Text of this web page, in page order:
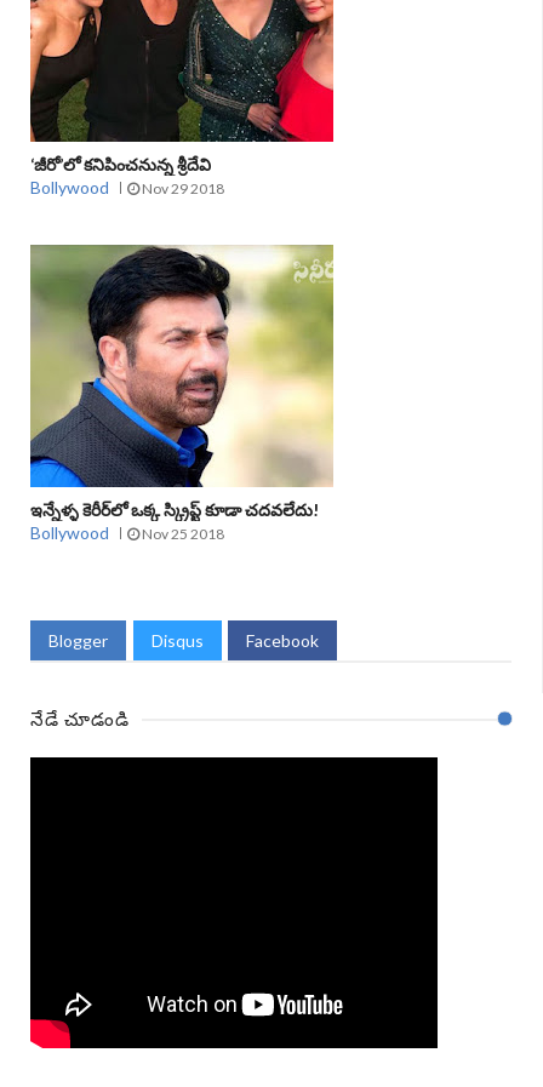
‘జీరో’లో కనిపించనున్న శ్రీదేవి
Bollywood
Nov 29 2018
ఇన్నేళ్ళ కెరీర్‌లో ఒక్క స్క్రిప్ట్‌ కూడా చదవలేదు!
Bollywood
Nov 25 2018
Blogger Disqus Facebook
నేడే చూడండి